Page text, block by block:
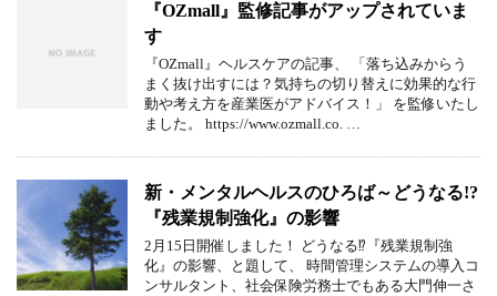
『OZmall』監修記事がアップされていま
す
『OZmall』ヘルスケアの記事、 「落ち込みからう
まく抜け出すには？気持ちの切り替えに効果的な行
動や考え方を産業医がアドバイス！」 を監修いたし
ました。 https://www.ozmall.co. …
新・メンタルヘルスのひろば～どうなる!?
『残業規制強化』の影響
2月15日開催しました！ どうなる⁉︎『残業規制強
化』の影響、と題して、 時間管理システムの導入コ
ンサルタント、社会保険労務士でもある大門伸一さ